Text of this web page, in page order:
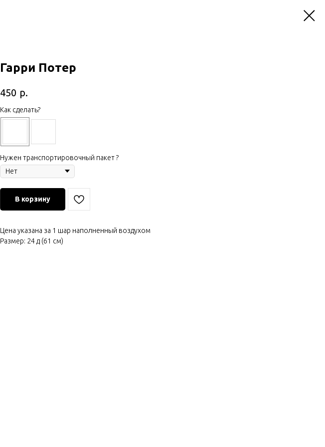
Гарри Потер
450 р.
Как сделать?
Нужен транспортировочный пакет ?
В корзину
Цена указана за 1 шар наполненный воздухом
Размер: 24 д (61 см)